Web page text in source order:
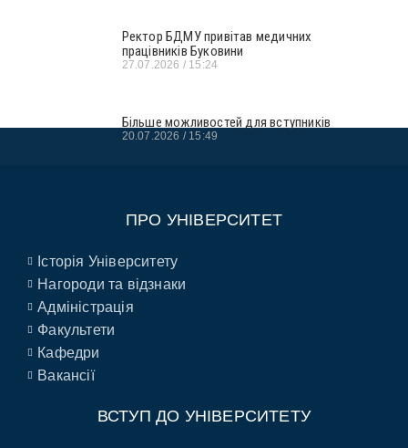
Ректор БДМУ привітав медичних
працівників Буковини
27.07.2026 15:24
Більше можливостей для вступників
20.07.2026 15:49
ПРО УНІВЕРСИТЕТ
Історія Університету
Нагороди та відзнаки
Адміністрація
Факультети
Кафедри
Вакансії
ВСТУП ДО УНІВЕРСИТЕТУ